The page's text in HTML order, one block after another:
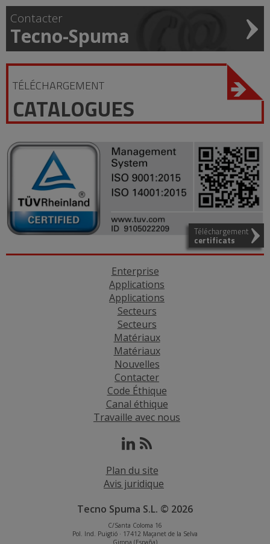
Contacter
Tecno-Spuma
TÉLÉCHARGEMENT
CATALOGUES
Téléchargement
certificats
Enterprise
Applications
Applications
Secteurs
Secteurs
Matériaux
Matériaux
Nouvelles
Contacter
Code Éthique
Canal éthique
Travaille avec nous
Plan du site
Avis juridique
Tecno Spuma S.L. © 2026
C/Santa Coloma 16
Pol. Ind. Puigtió · 17412 Maçanet de la Selva
Girona (España)